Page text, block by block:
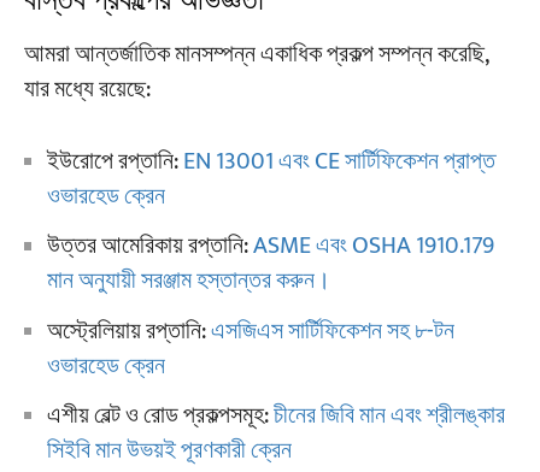
আমরা আন্তর্জাতিক মানসম্পন্ন একাধিক প্রকল্প সম্পন্ন করেছি,
যার মধ্যে রয়েছে:
ইউরোপে রপ্তানি:EN 13001 এবং CE সার্টিফিকেশন প্রাপ্ত
ওভারহেড ক্রেন
উত্তর আমেরিকায় রপ্তানি:ASME এবং OSHA 1910.179
মান অনুযায়ী সরঞ্জাম হস্তান্তর করুন।
অস্ট্রেলিয়ায় রপ্তানি:এসজিএস সার্টিফিকেশন সহ ৮-টন
ওভারহেড ক্রেন
এশীয় বেল্ট ও রোড প্রকল্পসমূহ:চীনের জিবি মান এবং শ্রীলঙ্কার
সিইবি মান উভয়ই পূরণকারী ক্রেন